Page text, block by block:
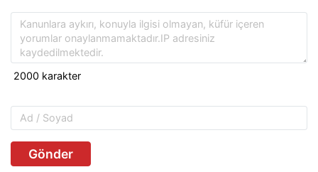
Gönder